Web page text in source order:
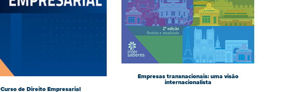
Curso de Direito Empresarial
Empresas transnacionais: uma visão
internacionalista